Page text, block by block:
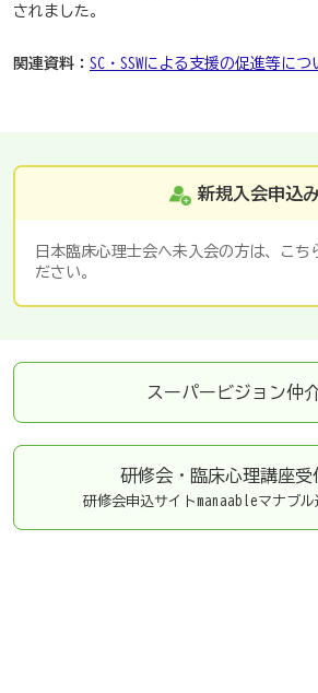
されました。
関連資料： SC・SSWによる支援の促進等につ
新規入会申込
日本臨床心理士会へ未入会の方は、こち
ださい。
スーパービジョン仲
研修会・臨床心理講座受
研修会申込サイトmanaableマナブル